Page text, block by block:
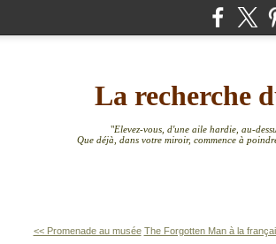
La recherche
"Elevez-vous, d'une aile hardie, au-
Que déjà, dans votre miroir, commence à
<< Promenade au musée The Forgotten Man à la